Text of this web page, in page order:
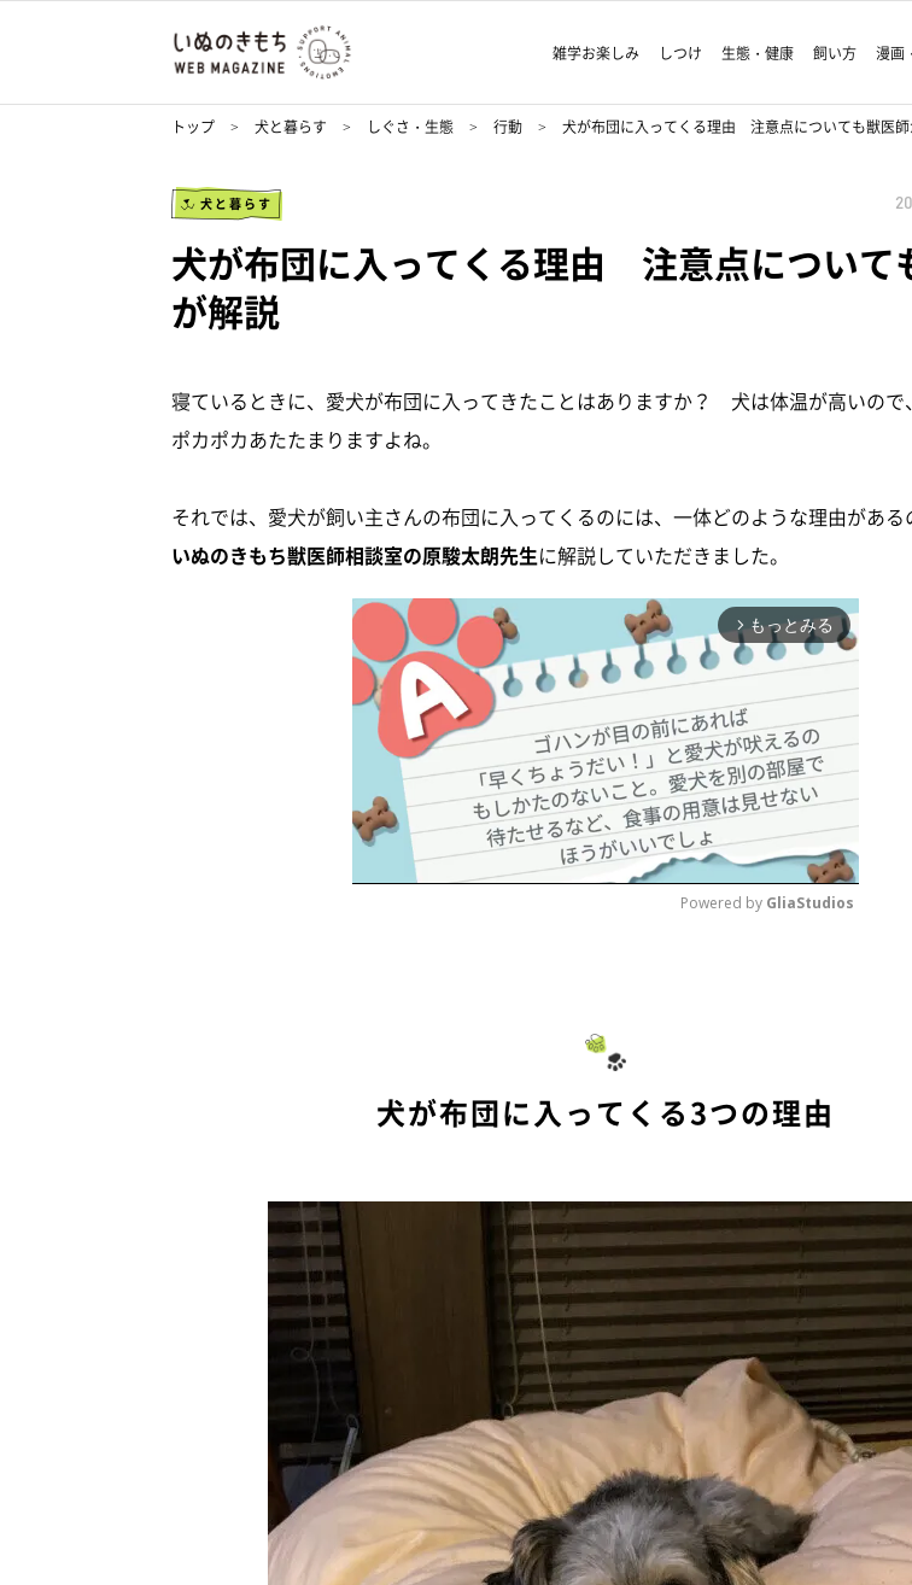
雑学お楽しみ しつけ 生態・健康 飼い方 漫画
トップ 犬と暮らす しぐさ・生態 行動 犬が布団に入ってくる理由 注意点についても獣医
犬と暮らす
犬が布団に入ってくる理由 注意点について
が解説
寝ているときに、愛犬が布団に入ってきたことはありますか？ 犬は体温が高いので
ポカポカあたたまりますよね。
それでは、愛犬が飼い主さんの布団に入ってくるのには、一体どのような理由がある
いぬのきもち獣医師相談室の原駿太朗先生に解説していただきました。
arrow_forward_ios もっとみる
Powered by GliaStudios
犬が布団に入ってくる3つの理由